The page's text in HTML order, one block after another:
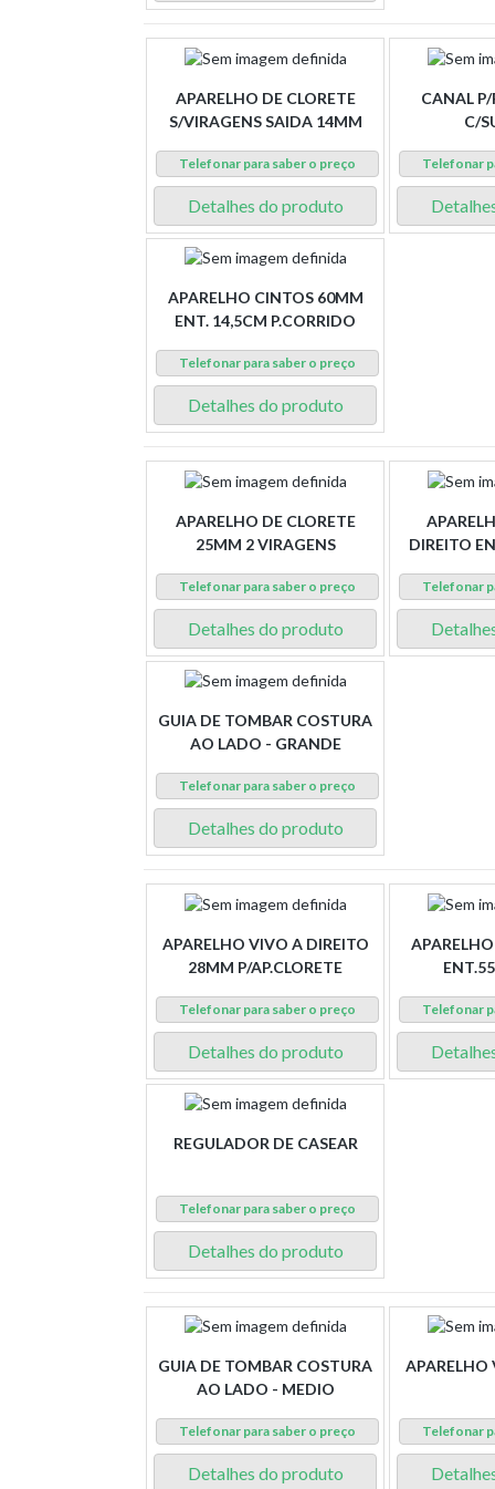
APARELHO DE CLORETE
S/VIRAGENS SAIDA 14MM
Telefonar para saber o preço
Detalhes do produto
CANAL
C/
Telefonar
APARELHO CINTOS 60MM
ENT. 14,5CM P.CORRIDO
Telefonar para saber o preço
Detalhes do produto
APARELHO DE CLORETE
25MM 2 VIRAGENS
Telefonar para saber o preço
Detalhes do produto
DIREITO
Telefonar
GUIA DE TOMBAR COSTURA
AO LADO - GRANDE
Telefonar para saber o preço
Detalhes do produto
APARELHO VIVO A DIREITO
28MM P/AP.CLORETE
Telefonar para saber o preço
Detalhes do produto
Telefonar
REGULADOR DE CASEAR
Telefonar para saber o preço
Detalhes do produto
GUIA DE TOMBAR COSTURA
AO LADO - MEDIO
Telefonar para saber o preço
Detalhes do produto
Telefonar